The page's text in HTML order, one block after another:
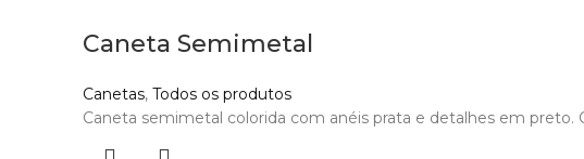
Caneta Semimetal
Canetas, Todos os produtos
Caneta semimetal colorida com anéis prata e detalhes em preto.